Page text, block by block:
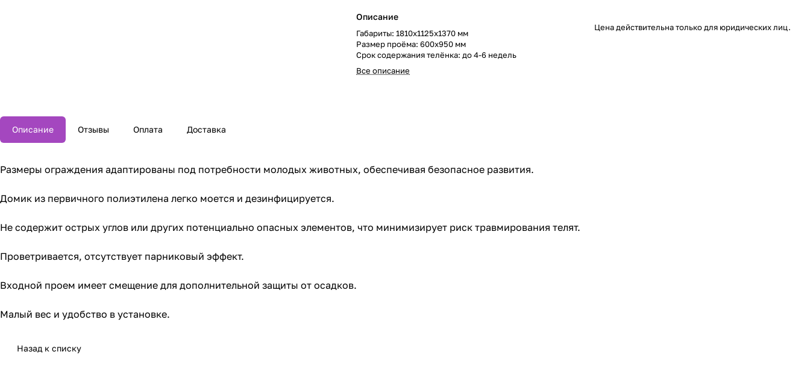
Описание
Габариты: 1810х1125х1370 мм
Размер проёма: 600х950 мм
Срок содержания телёнка: до 4-6 недель
Все описание
Цена действительна только для юридических лиц.
Описание Отзывы Оплата Доставка
Размеры ограждения адаптированы под потребности молодых животных, обеспечивая безопасное развития.
Домик из первичного полиэтилена легко моется и дезинфицируется.
Не содержит острых углов или других потенциально опасных элементов, что минимизирует риск травмирования телят.
Проветривается, отсутствует парниковый эффект.
Входной проем имеет смещение для дополнительной защиты от осадков.
Малый вес и удобство в установке.
Назад к списку